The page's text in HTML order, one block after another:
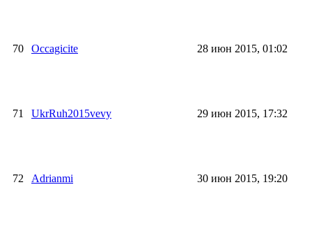
70 Occagicite 28 июн 2015, 01:02
71 UkrRuh2015vevy 29 июн 2015, 17:32
72 Adrianmi 30 июн 2015, 19:20